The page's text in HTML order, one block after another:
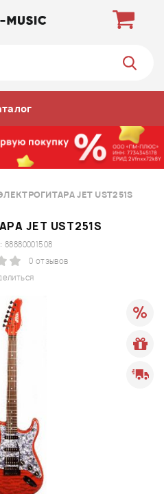
JET UST251S
JET UST251S
88880001508
0 отзывов